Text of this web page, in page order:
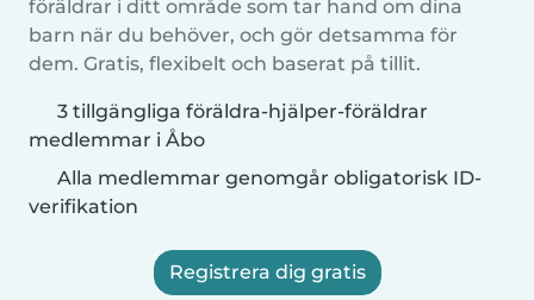
föräldrar i ditt område som tar hand om dina
barn när du behöver, och gör detsamma för
dem. Gratis, flexibelt och baserat på tillit.
3 tillgängliga föräldra-hjälper-föräldrar
medlemmar i Åbo
Alla medlemmar genomgår obligatorisk ID-
verifikation
Registrera dig gratis